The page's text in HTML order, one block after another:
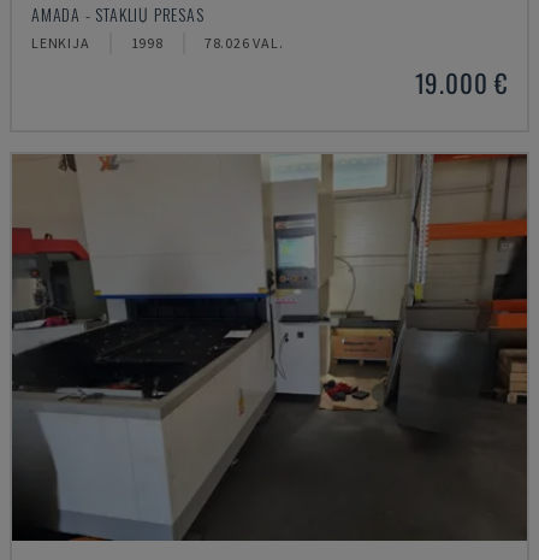
AMADA - STAKLIŲ PRESAS
LENKIJA 1998 78.026 VAL.
19.000 €